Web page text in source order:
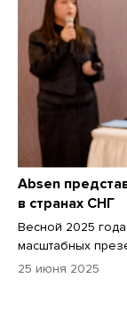
Absen
в странах СНГ
Весной 2025
масштабных
25 июня 2025